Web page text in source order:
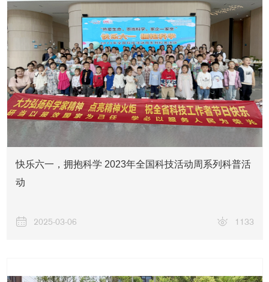
快乐六一，拥抱科学 2023年全国科技活动周系列科普活
动
2025-03-06 1133